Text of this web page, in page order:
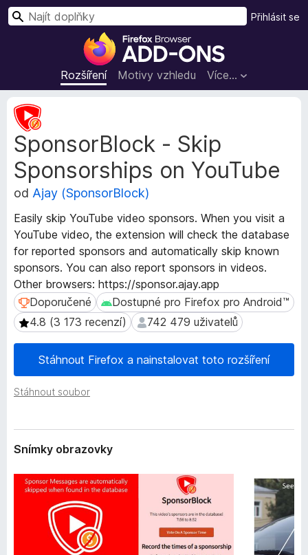
D
o
p
l
y
d
o
h
l
í
ž
e
č
Rozšíření Motivy vzhledu Více…
Přihlásit se
H
SponsorBlock - Skip
Sponsorships on YouTube
od Ajay (SponsorBlock)
Easily skip YouTube video sponsors. When you visit a
YouTube video, the extension will check the database
for reported sponsors and automatically skip known
sponsors. You can also report sponsors in videos.
Other browsers: https://sponsor.ajay.app
Doporučené
Doporučené Dostupné pro Firefox pro Android™
Dostupné pro Firefox pro Android™
4.8 (3 173 recenzí)
4.8 (3 173 recenzí) 742 479 uživatelů
742 479 uživatelů
Stáhnout Firefox a nainstalovat toto rozšíření
Stáhnout soubor
M
e
t
a
d
a
t
a
r
o
z
š
í
ř
e
n
í
Snímky obrazovky